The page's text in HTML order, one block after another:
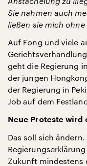
Sie nahmen auch
ließen sie mich
Auf Fong und viele
geht die Regierung
der jungen
der Regierung in
Job auf dem
Neue Proteste wird
Das soll sich
Zukunft mindestens